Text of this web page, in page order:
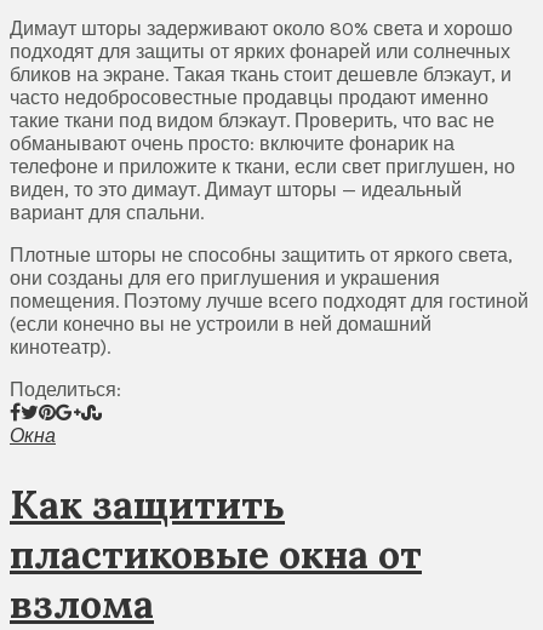
Димаут шторы задерживают около 80% света и хорошо
подходят для защиты от ярких фонарей или солнечных
бликов на экране. Такая ткань стоит дешевле блэкаут, и
часто недобросовестные продавцы продают именно
такие ткани под видом блэкаут. Проверить, что вас не
обманывают очень просто: включите фонарик на
телефоне и приложите к ткани, если свет приглушен, но
виден, то это димаут. Димаут шторы — идеальный
вариант для спальни.
Плотные шторы не способны защитить от яркого света,
они созданы для его приглушения и украшения
помещения. Поэтому лучше всего подходят для гостиной
(если конечно вы не устроили в ней домашний
кинотеатр).
Поделиться:
Окна
Как защитить
пластиковые окна от
взлома